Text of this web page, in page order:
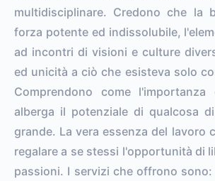
multidisciplinare. Credono che la
forza potente ed indissolubile,
ad incontri di visioni e culture
ed unicità a ciò che esisteva solo
Comprendono come
alberga il potenziale di qualcosa
grande. La vera essenza del lavoro
regalare a se stessi l'opportunità di
passioni. I servizi che offrono sono: